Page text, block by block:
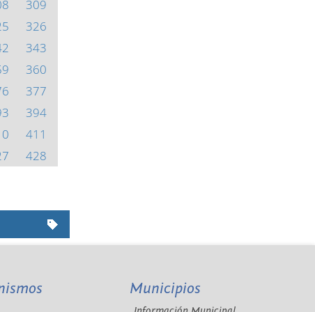
309
326
343
360
377
394
411
428
Municipios